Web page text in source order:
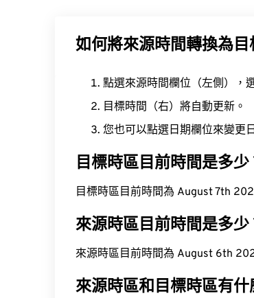
如何將來源時間轉換為目
點選來源時間欄位（左側），
目標時間（右）將自動更新。
您也可以點選日期欄位來變更
目標時區目前時間是多少
目標時區目前時間為 August 7th
來源時區目前時間是多少
來源時區目前時間為 August 6th
來源時區和目標時區有什